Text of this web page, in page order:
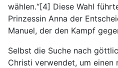
wählen.“[4] Diese Wahl
Prinzessin Anna der
Manuel, der den Kampf
Selbst die Suche nach
Christi verwendet, um einen